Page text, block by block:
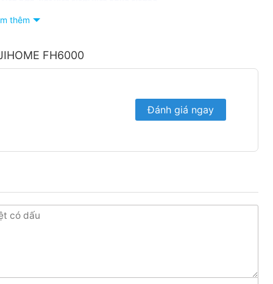
FH6000, không gây tiếng ồn, không
thêm
FH6000
Đánh giá ngay